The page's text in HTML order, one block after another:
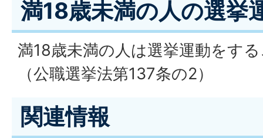
満18歳未満の人の選挙
満18歳未満の人は選挙運動をす
（公職選挙法第137条の2）
関連情報